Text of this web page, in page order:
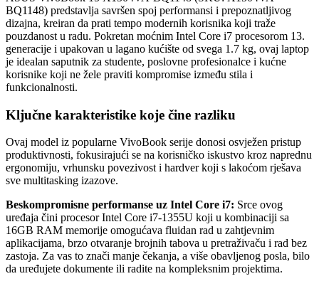
BQ1148) predstavlja savršen spoj performansi i prepoznatljivog
dizajna, kreiran da prati tempo modernih korisnika koji traže
pouzdanost u radu. Pokretan moćnim Intel Core i7 procesorom 13.
generacije i upakovan u lagano kućište od svega 1.7 kg, ovaj laptop
je idealan saputnik za studente, poslovne profesionalce i kućne
korisnike koji ne žele praviti kompromise između stila i
funkcionalnosti.
Ključne karakteristike koje čine razliku
Ovaj model iz popularne VivoBook serije donosi osvježen pristup
produktivnosti, fokusirajući se na korisničko iskustvo kroz naprednu
ergonomiju, vrhunsku povezivost i hardver koji s lakoćom rješava
sve multitasking izazove.
Beskompromisne performanse uz Intel Core i7: Srce ovog
uređaja čini procesor Intel Core i7-1355U koji u kombinaciji sa
16GB RAM memorije omogućava fluidan rad u zahtjevnim
aplikacijama, brzo otvaranje brojnih tabova u pretraživaču i rad bez
zastoja. Za vas to znači manje čekanja, a više obavljenog posla, bilo
da uređujete dokumente ili radite na kompleksnim projektima.